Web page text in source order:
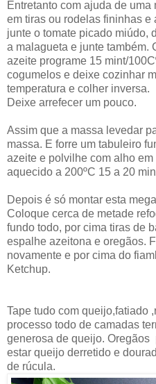
Entretanto com ajuda de
em tiras ou rodelas fininhas
junte o tomate picado miúdo,
a malagueta e junte também.
azeite programe 15 mint/
cogumelos e deixe cozinhar
temperatura e colher inversa.
Deixe arrefecer um pouco.
Assim que a massa levedar
massa. E forre um tabuleiro
azeite e polvilhe com alho
aquecido a 200ºC 15 a 20
Depois é só montar esta
Coloque cerca de metade
fundo todo, por cima tiras de
espalhe azeitona e oregãos.
novamente e por cima do
Ketchup.
Tape tudo com queijo,fatiado
processo todo de camadas
generosa de queijo. Oregãos
estar queijo derretido e
de rúcula.